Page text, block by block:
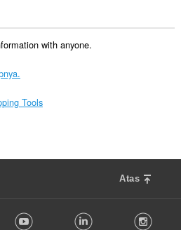
with anyone.
Tools
Atas
Youtube LinkedIn